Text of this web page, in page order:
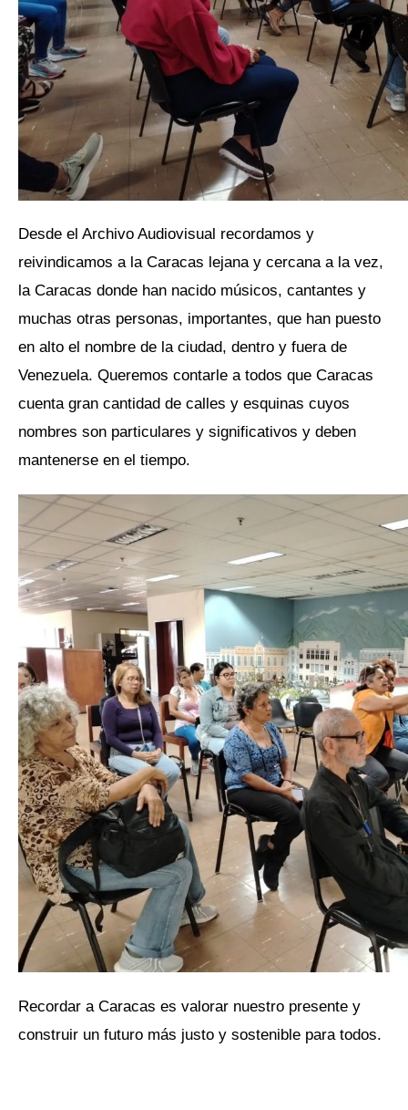
Desde el Archivo Audiovisual recordamos y
reivindicamos a la Caracas lejana y cercana a la vez,
la Caracas donde han nacido músicos, cantantes y
muchas otras personas, importantes, que han puesto
en alto el nombre de la ciudad, dentro y fuera de
Venezuela. Queremos contarle a todos que Caracas
cuenta gran cantidad de calles y esquinas cuyos
nombres son particulares y significativos y deben
mantenerse en el tiempo.
Recordar a Caracas es valorar nuestro presente y
construir un futuro más justo y sostenible para todos.